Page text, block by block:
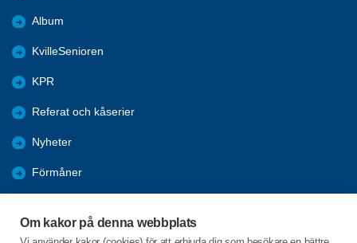
Om kakor på denna webbplats
Album
KvilleSenioren
KPR
Referat och kåserier
Nyheter
Förmåner
Tanums kommun